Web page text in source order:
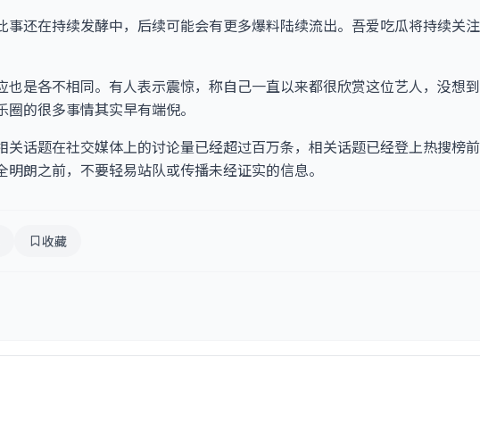
事还在持续发酵中，后续可能会有更多爆料陆续流出。吾爱吃瓜将持续关
也是各不相同。有人表示震惊，称自己一直以来都很欣赏这位艺人，没想
圈的很多事情其实早有端倪。
关话题在社交媒体上的讨论量已经超过百万条，相关话题已经登上热搜榜
明朗之前，不要轻易站队或传播未经证实的信息。
收藏